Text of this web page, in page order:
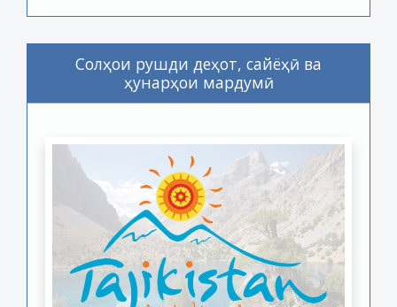
Солҳои рушди деҳот, сайёҳӣ ва
ҳунарҳои мардумӣ